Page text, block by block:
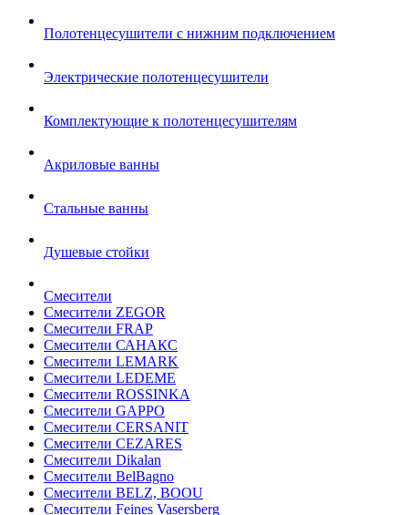
Полотенцесушители с нижним подключением
Электрические полотенцесушители
Комплектующие к полотенцесушителям
Акриловые ванны
Стальные ванны
Душевые стойки
Смесители
Смесители ZEGOR
Смесители FRAP
Смесители САНАКС
Смесители LEMARK
Смесители LEDEME
Смесители ROSSINKA
Смесители GAPPO
Смесители CERSANIT
Смесители CEZARES
Смесители Dikalan
Смесители BelBagno
Смесители BELZ, BOOU
Смесители Feines Vasersberg